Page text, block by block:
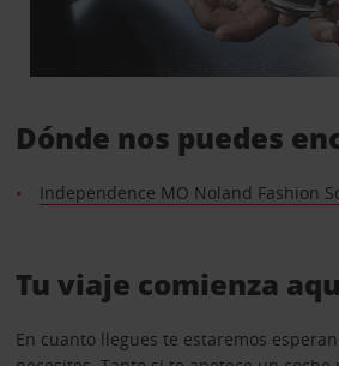
Dónde nos puedes
Independence MO Noland Fashion
Tu viaje comienza
En cuanto llegues te estaremos